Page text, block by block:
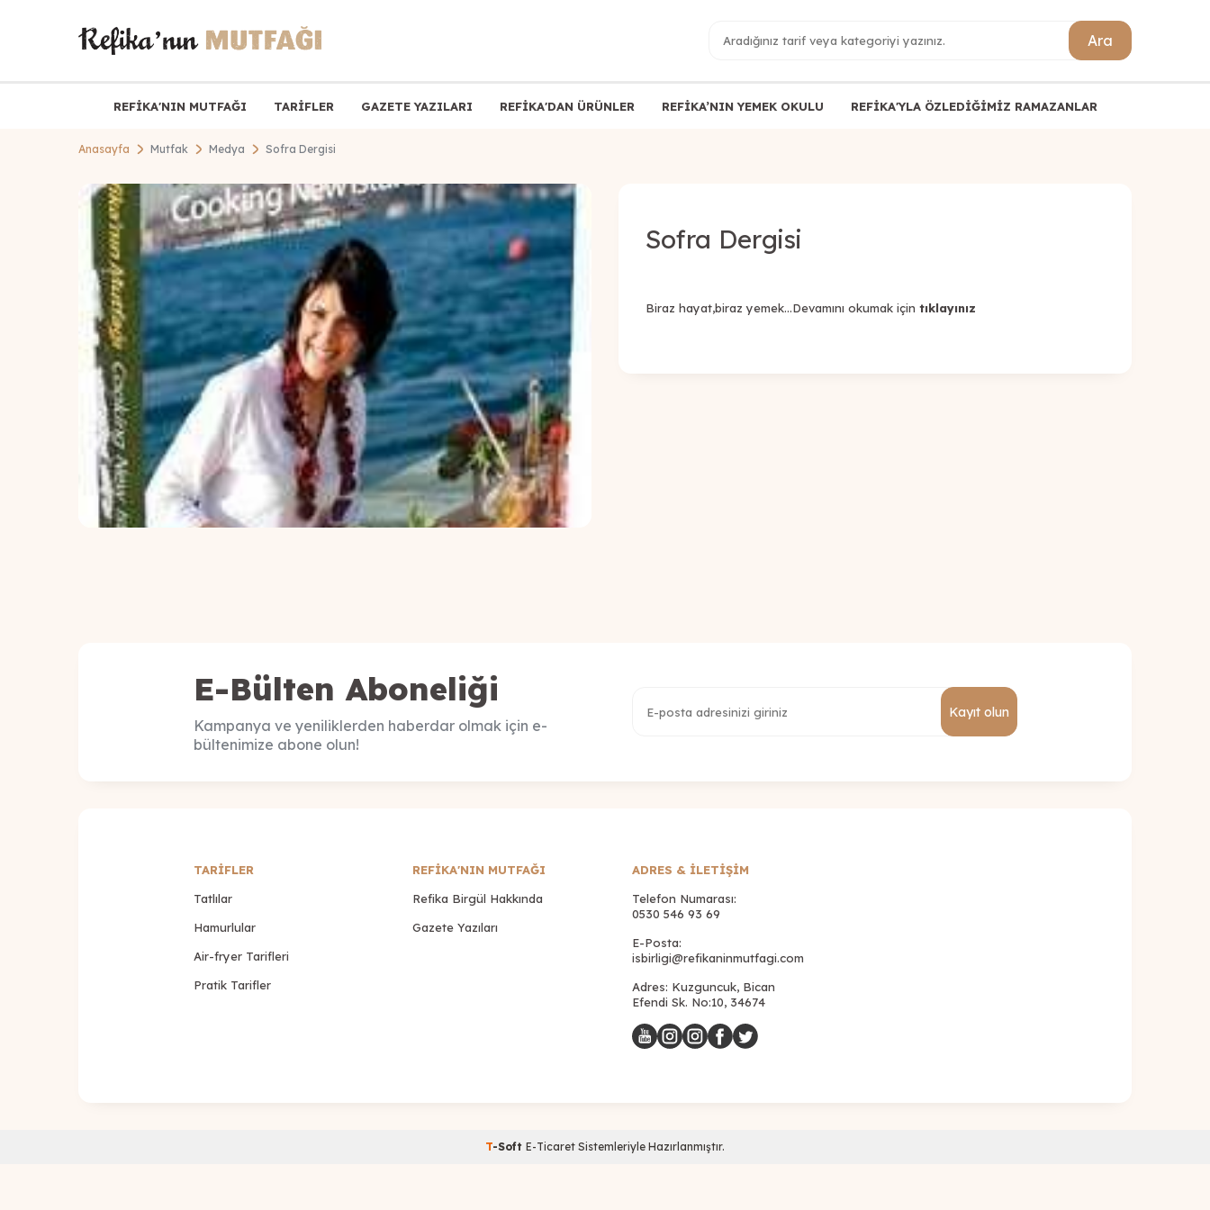
Ara
REFİKA'NIN MUTFAĞI TARİFLER GAZETE YAZILARI REFİKA'DAN ÜRÜNLER REFİKA’NIN YEMEK OKULU REFİKA'YLA ÖZLEDİĞİMİZ RAMAZANLAR
Anasayfa Mutfak Medya Sofra Dergisi
Sofra Dergisi
Biraz hayat,biraz yemek...Devamını okumak için tıklayınız
E-Bülten Aboneliği
Kampanya ve yeniliklerden haberdar olmak için e-
bültenimize abone olun!
Kayıt olun
TARİFLER
Tatlılar
Hamurlular
Air-fryer Tarifleri
Pratik Tarifler
REFİKA'NIN MUTFAĞI
Refika Birgül Hakkında
Gazete Yazıları
ADRES & İLETIŞIM
Telefon Numarası:
0530 546 93 69
E-Posta:
isbirligi@refikaninmutfagi.com
Adres: Kuzguncuk, Bican
Efendi Sk. No:10, 34674
T-Soft E-Ticaret Sistemleriyle Hazırlanmıştır.